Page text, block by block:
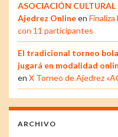
ASOCIACIÓN
Ajedrez Onlineen
con 11 participantes
El tradicional torneo
jugará en modalidad
en X Torneo de Ajedrez
ARCHIVO